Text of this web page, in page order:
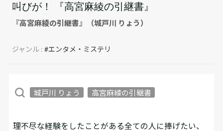
叫びが！ 『高宮麻綾の引継書』
『高宮麻綾の引継書』（城戸川 りょう）
ジャンル :#エンタメ・ミステリ
城戸川 りょう 高宮麻綾の引継書
理不尽な経験をしたことがある全ての人に捧げたい、